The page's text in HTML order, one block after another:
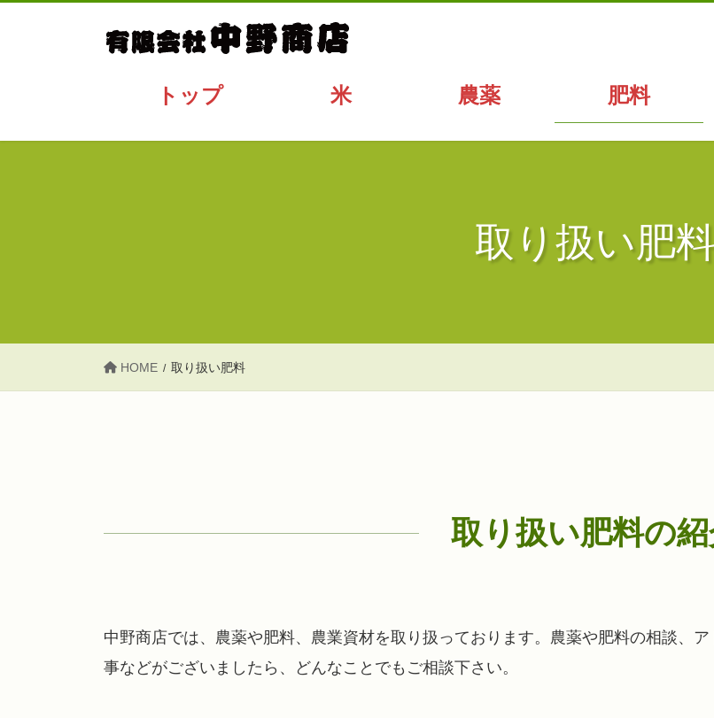
トップ 米 農薬 肥料
取り扱い肥料
HOME 取り扱い肥料
取り扱い肥料の
中野商店では、農薬や肥料、農業資材を取り扱っております。農薬や肥料の相談、
事などがございましたら、どんなことでもご相談下さい。